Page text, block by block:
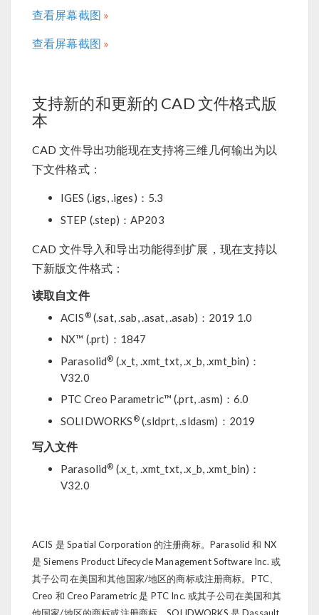
查看屏幕截图
查看屏幕截图
支持新的和更新的 CAD 文件格式版
本
CAD 文件导出功能现在支持将三维几何输出为以
下文件格式：
IGES (.igs, .iges)：5.3
STEP (.step)：AP203
CAD 文件导入和导出功能得到扩展，现在支持以
下新版文件格式：
读取自文件
ACIS ®(.sat, .sab, .asat, .asab)：2019 1.0
NX™ (.prt)：1847
Parasolid® (.x_t, .xmt_txt, .x_b, .xmt_bin)：
V32.0
PTC Creo Parametric™ (.prt, .asm)：6.0
SOLIDWORKS ®(.sldprt, .sldasm)：2019
写入文件
Parasolid® (.x_t, .xmt_txt, .x_b, .xmt_bin)：
V32.0
ACIS 是 Spatial Corporation 的注册商标。Parasolid 和 NX
是 Siemens Product Lifecycle Management Software Inc. 或
其子公司在美国和其他国家/地区的商标或注册商标。PTC、
Creo 和 Creo Parametric 是 PTC Inc. 或其子公司在美国和其
他国家/地区的商标或注册商标。SOLIDWORKS 是 Dassault